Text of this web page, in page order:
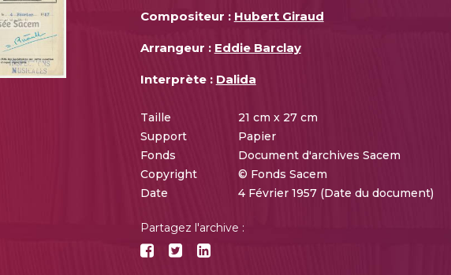
Compositeur : Hubert Giraud
Arrangeur : Eddie Barclay
Interprète : Dalida
Taille
21 cm x 27 cm
Support
Papier
Fonds
Document d'archives Sacem
Copyright
© Fonds Sacem
Date
4 Février 1957 (Date du document)
Partagez l'archive :